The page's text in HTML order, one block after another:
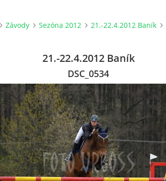
Závody Sezóna 2012 21.-22.4.2012 Baník
21.-22.4.2012 Baník
DSC_0534